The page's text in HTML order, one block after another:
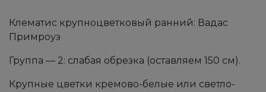
Клематис крупноцветковый ранний: Вадас
Примроуз
Группа — 2: слабая обрезка (оставляем 150 см).
Крупные цветки кремово-белые или светло-